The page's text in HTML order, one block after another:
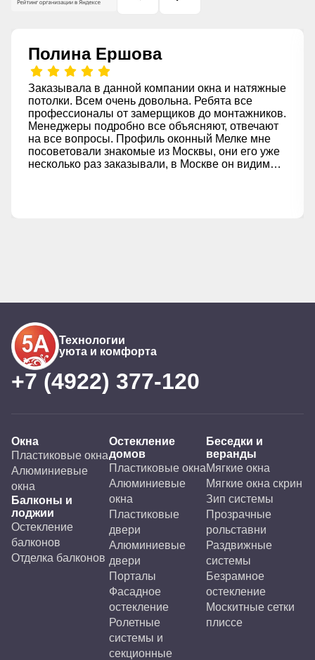
Полина Ершова
Заказывала в данной компании окна и натяжные
потолки. Всем очень довольна. Ребята все
профессионалы от замерщиков до монтажников.
Менеджеры подробно все объясняют, отвечают
на все вопросы. Профиль оконный Мелке мне
посоветовали знакомые из Москвы, они его уже
несколько раз заказывали, в Москве он видимо
Технологии
уюта и комфорта
+7 (4922) 377-120
Окна
Пластиковые окна
Алюминиевые
окна
Балконы и
лоджии
Остекление
балконов
Отделка балконов
Остекление
домов
Пластиковые окна
Алюминиевые
окна
Пластиковые
двери
Алюминиевые
двери
Порталы
Фасадное
остекление
Ролетные
системы и
секционные
Беседки и
веранды
Мягкие окна
Мягкие окна скрин
Зип системы
Прозрачные
рольставни
Раздвижные
системы
Безрамное
остекление
Москитные сетки
плиссе